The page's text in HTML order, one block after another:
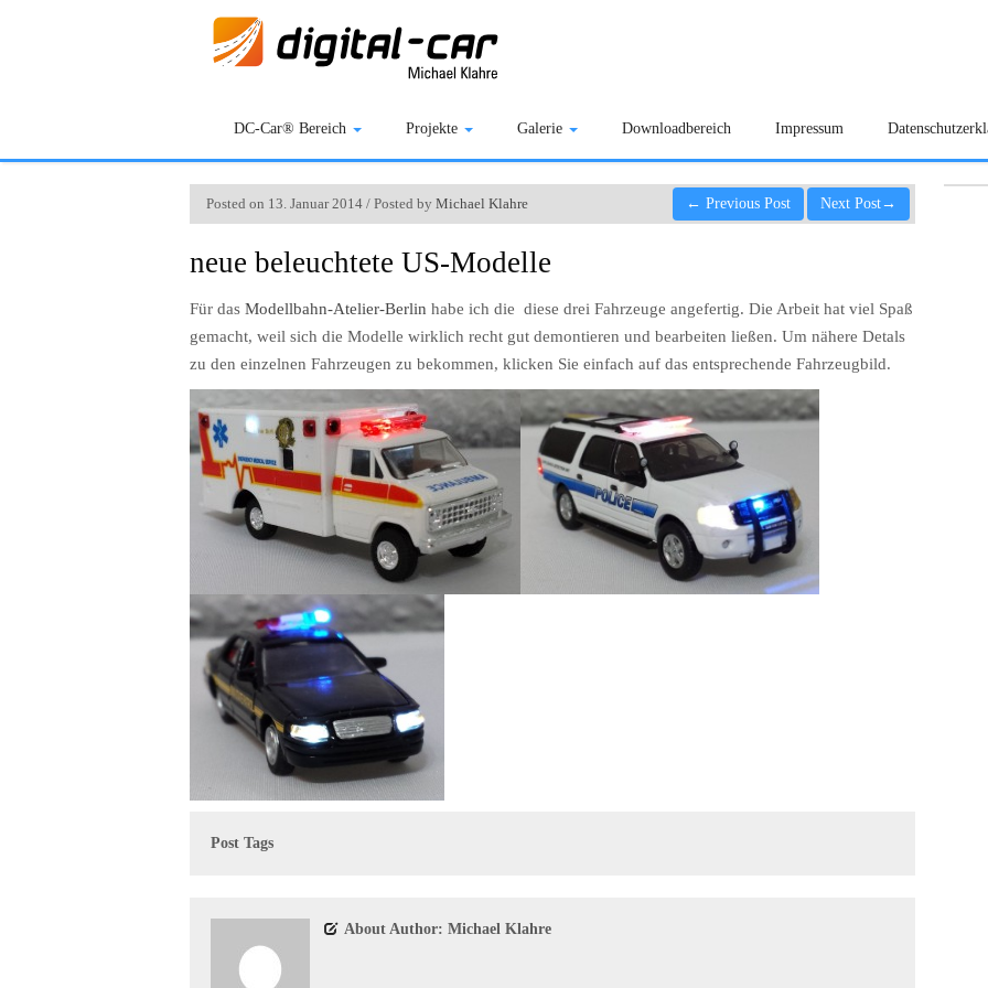
DC-Car® Bereich Projekte Galerie Downloadbereich Impressum
Posted on 13. Januar 2014 / Posted by Michael Klahre ← Previous Post Next Post→
neue beleuchtete US-Modelle
Für das Modellbahn-Atelier-Berlin habe ich die diese drei Fahrzeuge angefertig. Die Arbeit hat viel Spaß
gemacht, weil sich die Modelle wirklich recht gut demontieren und bearbeiten ließen. Um nähere Detals
zu den einzelnen Fahrzeugen zu bekommen, klicken Sie einfach auf das entsprechende Fahrzeugbild.
Post Tags
About Author: Michael Klahre